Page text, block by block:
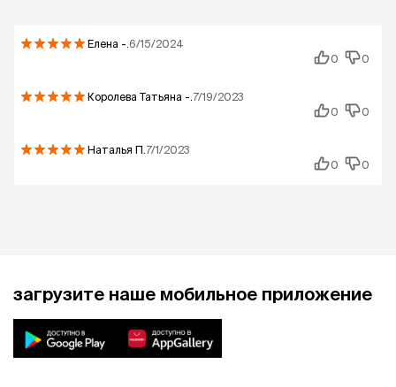
Елена -. 6/15/2024
0
0
Королева Татьяна -. 7/19/2023
0
0
Наталья П. 7/1/2023
0
0
загрузите наше мобильное приложение